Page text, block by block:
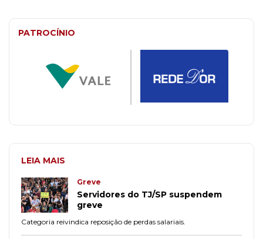
PATROCÍNIO
LEIA MAIS
Greve
Servidores do TJ/SP suspendem
greve
Categoria reivindica reposição de perdas salariais.